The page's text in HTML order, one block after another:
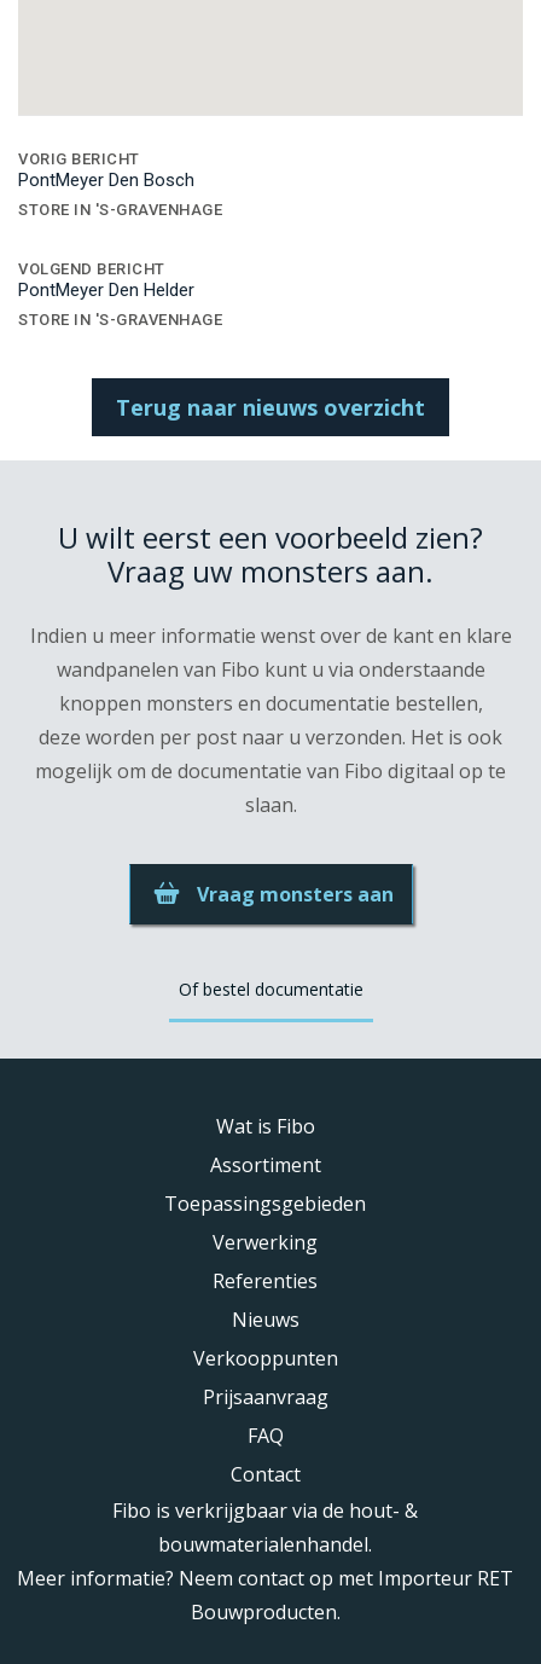
navigatie
VORIG BERICHT
PontMeyer Den Bosch
STORE IN 'S-GRAVENHAGE
VOLGEND BERICHT
PontMeyer Den Helder
STORE IN 'S-GRAVENHAGE
Terug naar nieuws overzicht
U wilt eerst een voorbeeld zien?
Vraag uw monsters aan.
Indien u meer informatie wenst over de kant en klare
wandpanelen van Fibo kunt u via onderstaande
knoppen monsters en documentatie bestellen,
deze worden per post naar u verzonden. Het is ook
mogelijk om de documentatie van Fibo digitaal op te
slaan.
Vraag monsters aan
Of bestel documentatie
Wat is Fibo
Assortiment
Toepassingsgebieden
Verwerking
Referenties
Nieuws
Verkooppunten
Prijsaanvraag
FAQ
Contact
Fibo is verkrijgbaar via de hout- &
bouwmaterialenhandel.
Meer informatie? Neem contact op met Importeur RET
Bouwproducten.